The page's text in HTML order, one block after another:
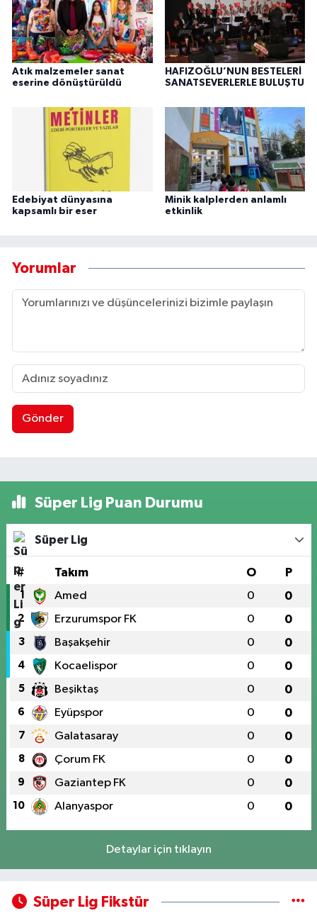
Atık malzemeler sanat
eserine dönüştürüldü
HAFIZOĞLU’NUN BESTELERİ
SANATSEVERLERLE BULUŞTU
Edebiyat dünyasına
kapsamlı bir eser
Minik kalplerden anlamlı
etkinlik
Yorumlar
Gönder
Süper Lig Puan Durumu
Süper Lig
# Takım O P
1 Amed 0 0
2 Erzurumspor FK 0 0
3 Başakşehir 0 0
4 Kocaelispor 0 0
5 Beşiktaş 0 0
6 Eyüpspor 0 0
7 Galatasaray 0 0
8 Çorum FK 0 0
9 Gaziantep FK 0 0
10 Alanyaspor 0 0
Detaylar için tıklayın
Süper Lig Fikstür